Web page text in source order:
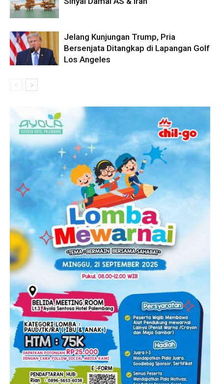
Jelang Kunjungan Trump, Pria
Bersenjata Ditangkap di Lapangan Golf
Los Angeles